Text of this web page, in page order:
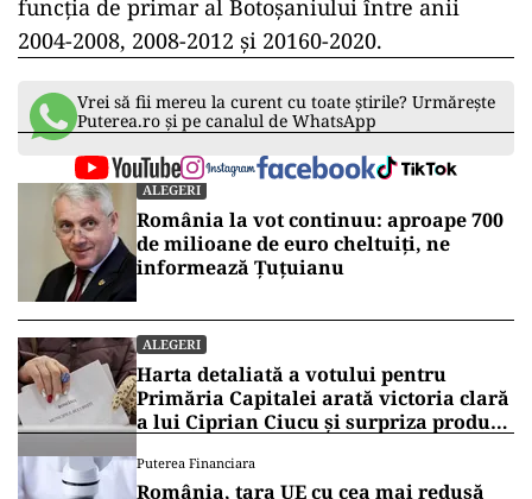
funcția de primar al Botoșaniului între anii
2004-2008, 2008-2012 și 20160-2020.
Vrei să fii mereu la curent cu toate știrile? Urmărește
Puterea.ro și pe canalul de WhatsApp
ALEGERI
România la vot continuu: aproape 700
de milioane de euro cheltuiți, ne
informează Țuțuianu
ALEGERI
Harta detaliată a votului pentru
Primăria Capitalei arată victoria clară
a lui Ciprian Ciucu și surpriza produsă
Puterea Financiara
România, țara UE cu cea mai redusă